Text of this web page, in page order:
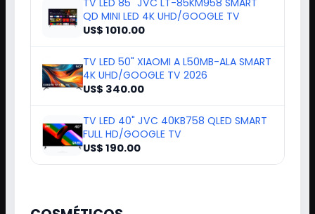
TV LED 85" JVC LT-85KM958 SMART
US$ 1010.00
TV LED 50" XIAOMI A L50MB-ALA SMART
US$ 340.00
TV LED 40" JVC 40KB758 QLED SMART